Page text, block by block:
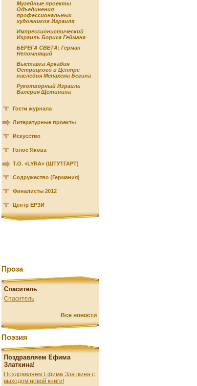
Музейные проекты
Объединения
профессиональных
художников Израиля
Импрессионистический
Израиль Бориса Геймана
БЕРЕГА СВЕТА: Герман
Непомнящий
Выставка Аркадия
Острицкого в Центре
наследия Менахема Бегина
Рукотворный Израиль
Валерия Щетинина
Гости журнала
Литературные проекты
Искусство
Голос Якова
Т.О. «LYRA» (ШТУТГАРТ)
Содружество (Германия)
Финалисты 2012
Центр ЕРЗИ
Проза
Спаситель
Спаситель
Все новости
Поэзия
Поздравляем Ефима
Златкина!
Поздравляем Ефима Златкина с
выходом новой книги!